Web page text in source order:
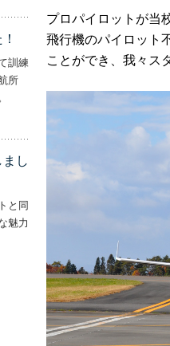
プロパイロットが当
飛行機のパイロット
ことができ、我々ス
訓練
所
し
と同
魅力
イトフライトを実施しました！！’